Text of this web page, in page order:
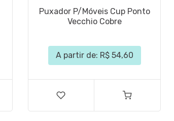
Puxador P/Móveis Cup Ponto
Vecchio Cobre
A partir de: R$ 54,60